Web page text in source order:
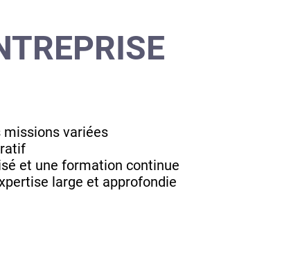
missions variées
et une formation continue
large et approfondie